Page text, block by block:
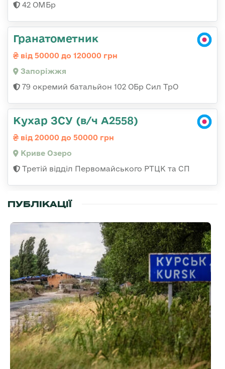
42 ОМБр
Гранатометник
від 50000 до 120000 грн
Запоріжжя
79 окремий батальйон 102 ОБр Сил ТрО
Кухар ЗСУ (в/ч А2558)
від 20000 до 50000 грн
Криве Озеро
Третій відділ Первомайського РТЦК та СП
ПУБЛІКАЦІЇ